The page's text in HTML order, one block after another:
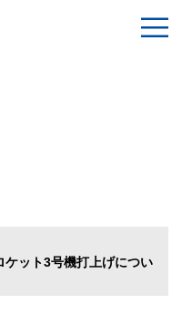
ット3号機打上げについ